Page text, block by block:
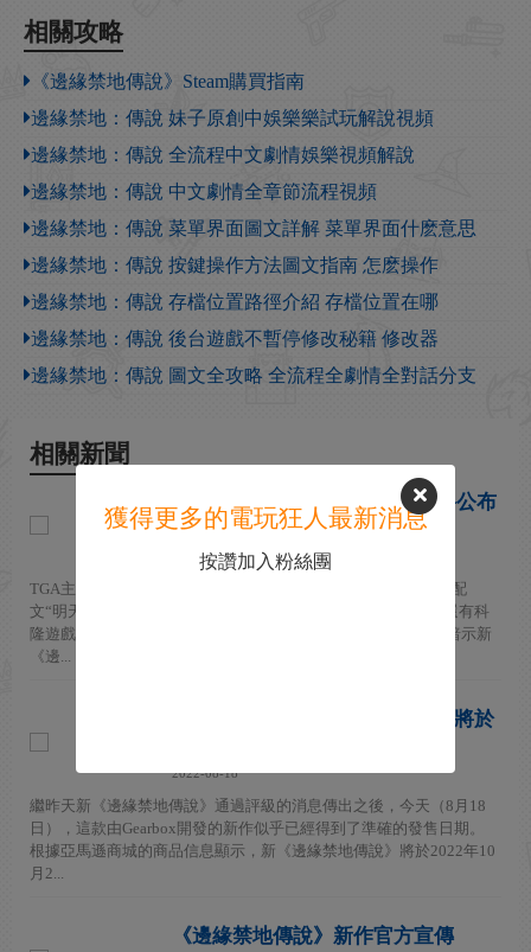
相關攻略
《邊緣禁地傳說》Steam購買指南
邊緣禁地：傳說 妹子原創中娛樂樂試玩解說視頻
邊緣禁地：傳說 全流程中文劇情娛樂視頻解說
邊緣禁地：傳說 中文劇情全章節流程視頻
邊緣禁地：傳說 菜單界面圖文詳解 菜單界面什麽意思
邊緣禁地：傳說 按鍵操作方法圖文指南 怎麽操作
邊緣禁地：傳說 存檔位置路徑介紹 存檔位置在哪
邊緣禁地：傳說 後台遊戲不暫停修改秘籍 修改器
邊緣禁地：傳說 圖文全攻略 全流程全劇情全對話分支
相關新聞
TGA主持人暗示：科隆遊戲展將公布
新《邊緣禁地傳說》遊戲
2022-08-23
TGA主持人Geoff Keighley今日在推特上上傳了一張神秘圖片，配
文“明天見”，並@了《邊緣禁地》官方推特帳號，推文標簽中還有科
隆遊戲展和開幕之夜字樣。根據之前洩露的消息，這可能是在暗示新
《邊...
亞馬遜顯示新《邊緣禁地傳說》將於
2022-08-18
繼昨天新《邊緣禁地傳說》通過評級的消息傳出之後，今天（8月18
日），這款由Gearbox開發的新作似乎已經得到了準確的發售日期。
根據亞馬遜商城的商品信息顯示，新《邊緣禁地傳說》將於2022年10
月2...
《邊緣禁地傳說》新作官方宣傳
獲得更多的電玩狂人最新消息
按讚加入粉絲團